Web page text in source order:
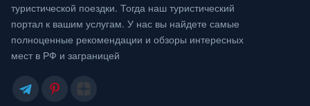
туристической поездки. Тогда наш туристический
портал к вашим услугам. У нас вы найдете самые
полноценные рекомендации и обзоры интересных
мест в РФ и заграницей